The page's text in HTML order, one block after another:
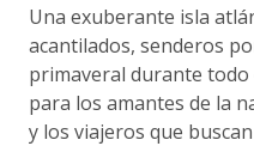
Una exuberante isla
acantilados, senderos
primaveral durante todo
para los amantes de la
y los viajeros que